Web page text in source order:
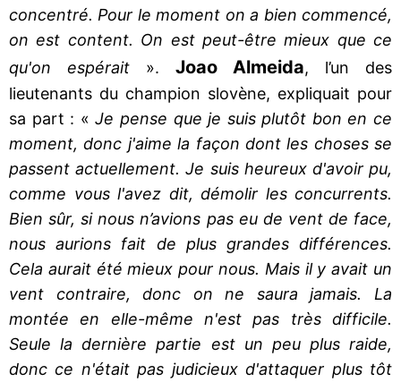
concentré. Pour le moment on a bien commencé,
on est content. On est peut-être mieux que ce
qu'on espérait». Joao Almeida, l’un des
lieutenants du champion slovène, expliquait pour
sa part : «Je pense que je suis plutôt bon en ce
moment, donc j'aime la façon dont les choses se
passent actuellement. Je suis heureux d'avoir pu,
comme vous l'avez dit, démolir les concurrents.
Bien sûr, si nous n’avions pas eu de vent de face,
nous aurions fait de plus grandes différences.
Cela aurait été mieux pour nous. Mais il y avait un
vent contraire, donc on ne saura jamais. La
montée en elle-même n'est pas très difficile.
Seule la dernière partie est un peu plus raide,
donc ce n'était pas judicieux d'attaquer plus tôt